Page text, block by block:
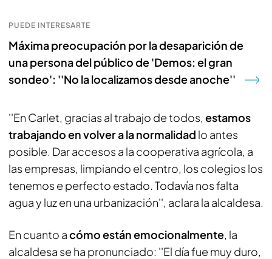
PUEDE INTERESARTE
Máxima preocupación por la desaparición de
una persona del público de 'Demos: el gran
sondeo': ''No la localizamos desde anoche''
''En Carlet, gracias al trabajo de todos, estamos
trabajando en volver a la normalidad lo antes
posible. Dar accesos a la cooperativa agrícola, a
las empresas, limpiando el centro, los colegios los
tenemos e perfecto estado. Todavía nos falta
agua y luz en una urbanización'', aclara la alcaldesa.
En cuanto acómo están emocionalmente, la
alcaldesa se ha pronunciado: ''El día fue muy duro,